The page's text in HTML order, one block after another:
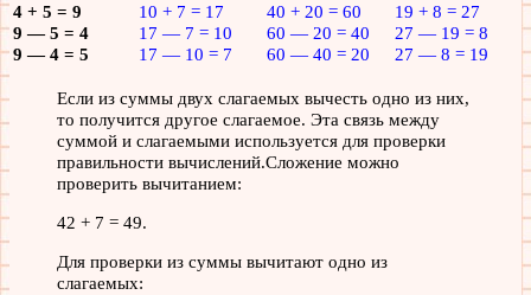
4 + 5 = 9
9 — 5 = 4
9 — 4 = 5
10 + 7 = 17
17 — 7 = 10
17 — 10 = 7
40 + 20 = 60
60 — 20 = 40
60 — 40 = 20
19 + 8 = 27
27 — 19 = 8
27 — 8 = 19
Если из суммы двух слагаемых вычесть одно из них,
то получится другое слагаемое. Эта связь между
суммой и слагаемыми используется для проверки
правильности вычислений.Сложение можно
проверить вычитанием:
42 + 7 = 49.
Для проверки из суммы вычитают одно из
слагаемых: